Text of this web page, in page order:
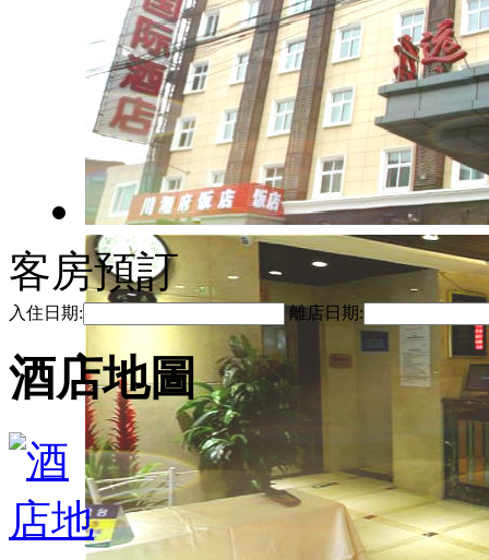
客房預訂
入住日期: 離店日期:
酒店地圖